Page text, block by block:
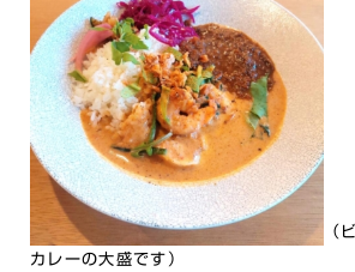
（
カレーの大盛です）